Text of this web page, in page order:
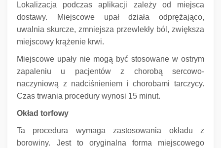
Lokalizacja podczas aplikacji zależy od miejsca
dostawy.
Miejscowe upał działa odprężająco,
uwalnia skurcze, zmniejsza przewlekły ból, zwiększa
miejscowy krążenie krwi.
Miejscowe upały nie mogą być stosowane w ostrym
zapaleniu u pacjentów z chorobą sercowo-
naczyniową z nadciśnieniem i chorobami tarczycy.
Czas trwania procedury wynosi 15 minut.
Okład torfowy
Ta procedura wymaga zastosowania okładu z
borowiny.
Jest to oryginalna forma miejscowego